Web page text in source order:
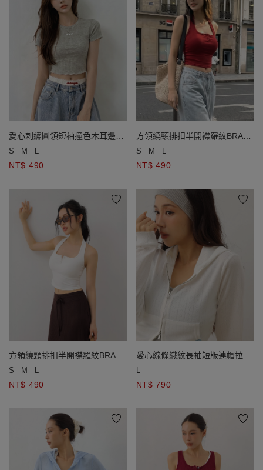
愛心刺繡圓領短袖撞色木耳邊短
版上衣
S M L
NT$ 490
方領繞頸排扣半開襟羅紋BRA背
心
S M L
NT$ 490
方領繞頸排扣半開襟羅紋BRA背
心
S M L
NT$ 490
愛心線條織紋長袖短版連帽拉鍊
外套
L
NT$ 790